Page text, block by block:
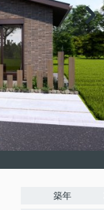
築年